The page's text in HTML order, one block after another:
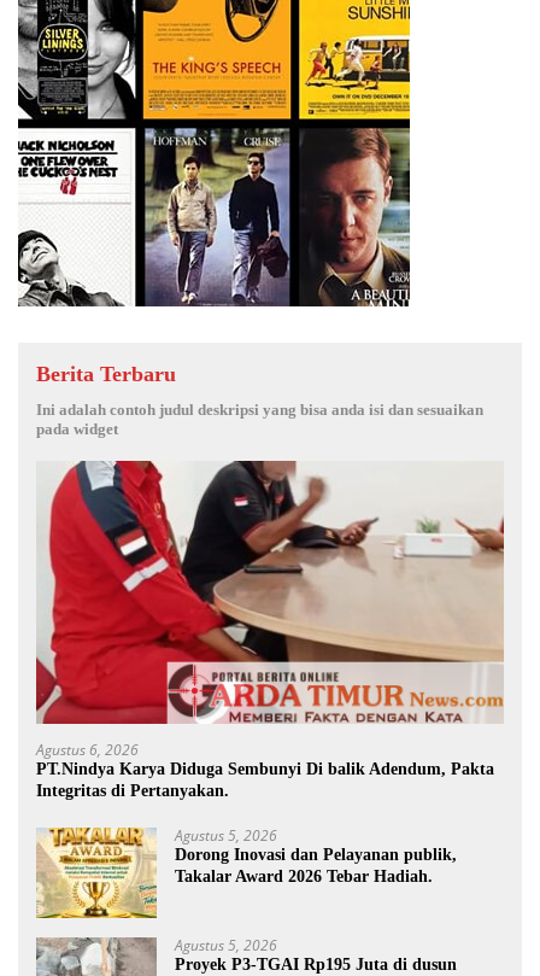
Berita Terbaru
Ini adalah contoh judul deskripsi yang bisa anda isi dan sesuaikan
pada widget
Agustus 6, 2026
PT.Nindya Karya Diduga Sembunyi Di balik Adendum, Pakta
Integritas di Pertanyakan.
Agustus 5, 2026
Dorong Inovasi dan Pelayanan publik,
Takalar Award 2026 Tebar Hadiah.
Agustus 5, 2026
Proyek P3-TGAI Rp195 Juta di dusun